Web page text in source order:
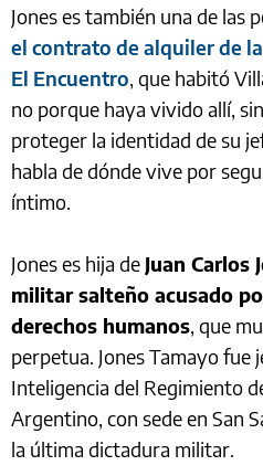
Jones es también una de las
el contrato de alquiler de
El Encuentro, que habitó
no porque haya vivido allí,
proteger la identidad de su
habla de dónde vive por
íntimo.
Jones es hija de Juan Carlos
militar salteño acusado
derechos humanos, que
perpetua. Jones Tamayo fue
Inteligencia del Regimiento
Argentino, con sede en San
la última dictadura militar.